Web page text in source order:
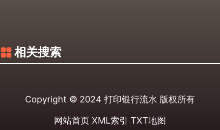
相关搜索
Copyright © 2024 打印银行流水 版权所有
网站首页 XML索引 TXT地图